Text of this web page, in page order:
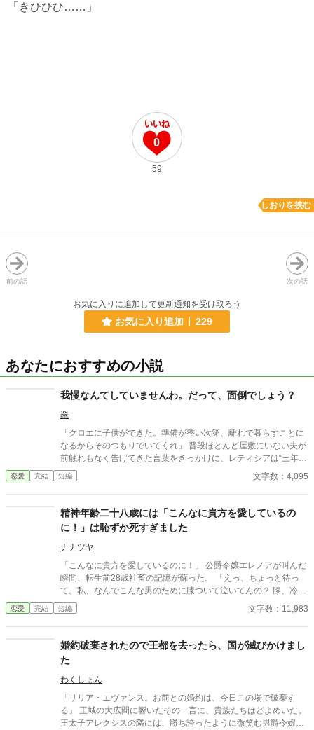
「きひひひ……」
0
59
しおりを挟む
前の話 次の話
お気に入りに追加して更新通知を受け取ろう
お気に入り追加 229
あなたにおすすめの小説
我慢なんてしていませんわ。だって、面倒でしょう？
翠
「クロエに子供ができた。準備が整い次第、離れで暮らすことに
なるからそのつもりでいてくれ」 普段ほとんど屋敷にいない夫が
前触れもなく告げてきた言葉をきっかけに、レティシアは“三年
間”の契約を終わらせることにした。 赤の他人を屋敷に迎えるこ
とはしない。 不要なものに感情を砕く理由などない。 「だって、
切り捨ててしまいましょう。
恋愛 完結 短編 文字数：4,095
精神年齢二十八歳には「こんなに貴方を愛しているの
に！」は恥ずか死すぎました
ナナツヤ
「こんなに貴方を愛しているのに！」 公爵令嬢エレノアが叫んだ
瞬間、転生前28歳社畜の記憶が蘇った。 「えっ、ちょっと待っ
て。私、なんでこんな男のために膝ついて泣いてんの？ 膝、冷た
いんだけど。ドレス汚れるんだけど」 自分の言動を思い出すた
び、痛い、痛すぎる。キツイ。無理無理無理。黒歴史すぎて吐き
恋愛 完結 短編 文字数：11,983
婚約破棄されたので王都を去ったら、国が滅びかけまし
た
わくしょん
「リリア・エヴァンス。お前との婚約は、今日この場で破棄す
る」 王城の大広間に響いたその一言に、貴族たちはどよめいた。
王太子アレクシスの隣には、勝ち誇ったように微笑む男爵令嬢セ